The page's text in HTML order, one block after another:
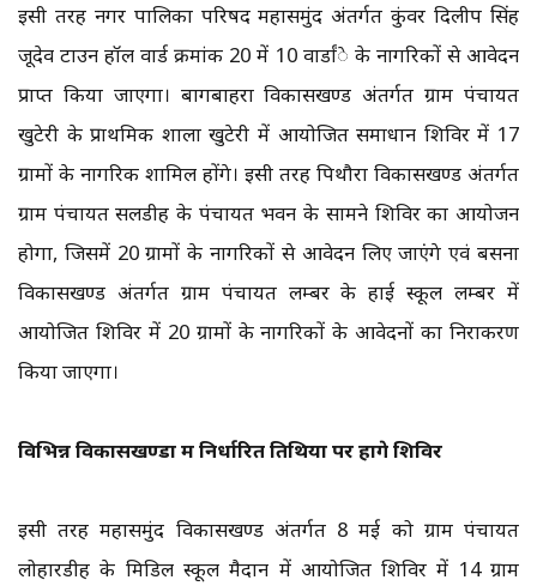
इसी तरह नगर पालिका परिषद महासमुंद अंतर्गत कुंवर दिलीप सिंह
जूदेव टाउन हॉल वार्ड क्रमांक 20 में 10 वार्डांे के नागरिकों से आवेदन
प्राप्त किया जाएगा। बागबाहरा विकासखण्ड अंतर्गत ग्राम पंचायत
खुटेरी के प्राथमिक शाला खुटेरी में आयोजित समाधान शिविर में 17
ग्रामों के नागरिक शामिल होंगे। इसी तरह पिथौरा विकासखण्ड अंतर्गत
ग्राम पंचायत सलडीह के पंचायत भवन के सामने शिविर का आयोजन
होगा, जिसमें 20 ग्रामों के नागरिकों से आवेदन लिए जाएंगे एवं बसना
विकासखण्ड अंतर्गत ग्राम पंचायत लम्बर के हाई स्कूल लम्बर में
आयोजित शिविर में 20 ग्रामों के नागरिकों के आवेदनों का निराकरण
किया जाएगा।
विभिन्न विकासखण्डों में निर्धारित तिथियों पर होंगे शिविर
इसी तरह महासमुंद विकासखण्ड अंतर्गत 8 मई को ग्राम पंचायत
लोहारडीह के मिडिल स्कूल मैदान में आयोजित शिविर में 14 ग्राम